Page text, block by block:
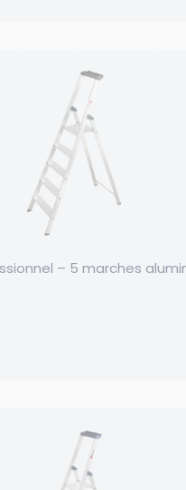
– 5 marches